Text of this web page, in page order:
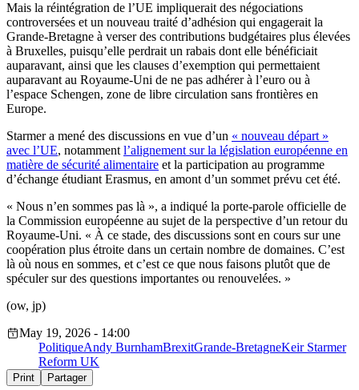
Mais la réintégration de l’UE impliquerait des négociations
controversées et un nouveau traité d’adhésion qui engagerait la
Grande-Bretagne à verser des contributions budgétaires plus élevées
à Bruxelles, puisqu’elle perdrait un rabais dont elle bénéficiait
auparavant, ainsi que les clauses d’exemption qui permettaient
auparavant au Royaume-Uni de ne pas adhérer à l’euro ou à
l’espace Schengen, zone de libre circulation sans frontières en
Europe.
Starmer a mené des discussions en vue d’un « nouveau départ »
avec l’UE, notamment l’alignement sur la législation européenne en
matière de sécurité alimentaire et la participation au programme
d’échange étudiant Erasmus, en amont d’un sommet prévu cet été.
« Nous n’en sommes pas là », a indiqué la porte-parole officielle de
la Commission européenne au sujet de la perspective d’un retour du
Royaume-Uni. « À ce stade, des discussions sont en cours sur une
coopération plus étroite dans un certain nombre de domaines. C’est
là où nous en sommes, et c’est ce que nous faisons plutôt que de
spéculer sur des questions importantes ou renouvelées. »
(ow, jp)
May 19, 2026 - 14:00
PolitiqueAndy BurnhamBrexitGrande-BretagneKeir Starmer
Reform UK
Print Partager